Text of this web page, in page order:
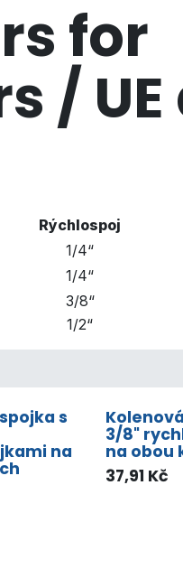
for
/ UE
Rýchlospoj
1/4“
1/4“
3/8“
1/2“
s
na
3/8"
na obou
37,91 Kč